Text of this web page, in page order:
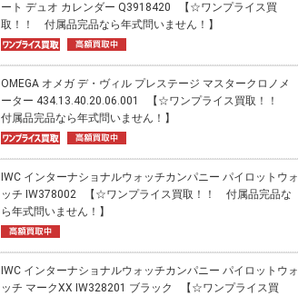
ート デュオ カレンダー Q3918420 【☆ワンプライス買
取！！ 付属品完品なら年式問いません！】
OMEGA オメガ デ・ヴィル プレステージ マスタークロノメ
ーター 434.13.40.20.06.001 【☆ワンプライス買取！！
付属品完品なら年式問いません！】
IWC インターナショナルウォッチカンパニー パイロットウォ
ッチ IW378002 【☆ワンプライス買取！！ 付属品完品な
ら年式問いません！】
IWC インターナショナルウォッチカンパニー パイロットウォ
ッチ マークXX IW328201 ブラック 【☆ワンプライス買